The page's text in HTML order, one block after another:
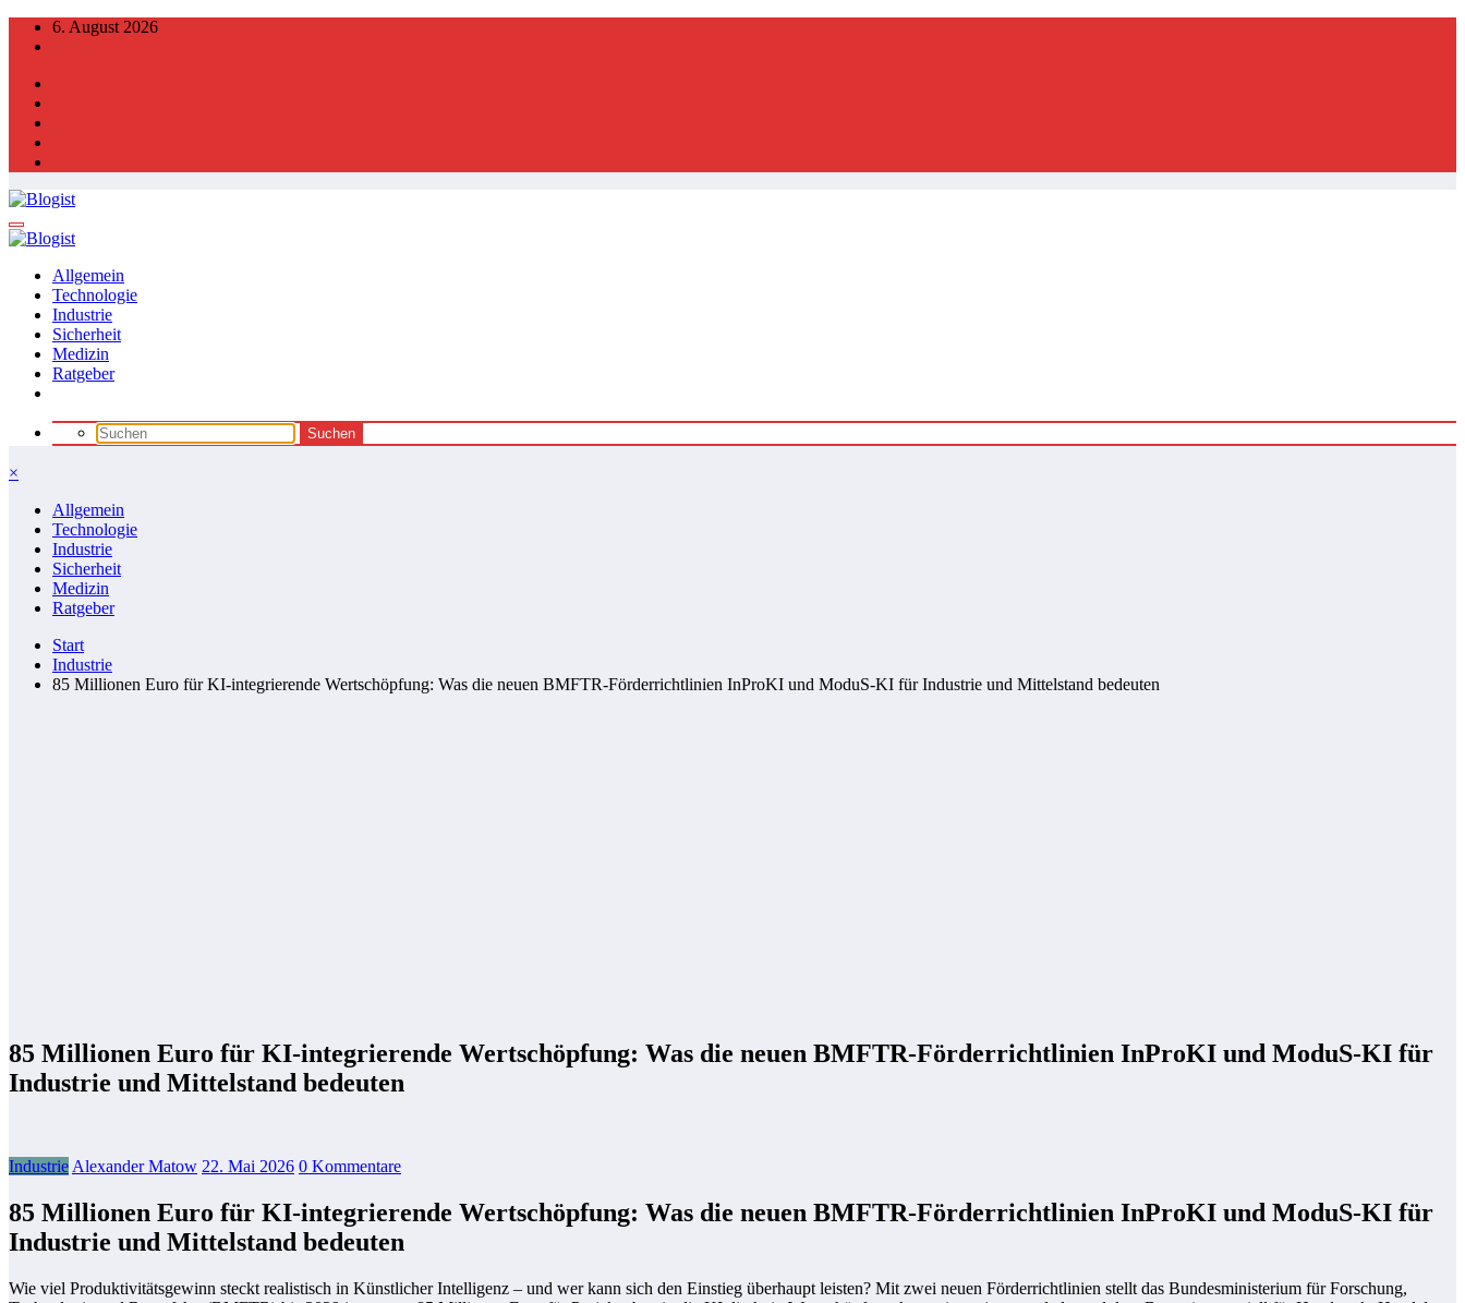
Zum
Inhalt
6. August 2026
Allgemein
Technologie
Industrie
Sicherheit
Medizin
Ratgeber
×
Allgemein
Technologie
Industrie
Sicherheit
Medizin
Ratgeber
Start
Industrie
85 Millionen Euro für KI-integrierende Wertschöpfung: Was die neuen BMFTR-Förderrichtlinien InProKI und ModuS‑KI für Industrie und Mittelstand bedeuten
85 Millionen Euro für KI-integrierende Wertschöpfung: Was die neuen BMFTR-Förderrichtlinien InProKI und ModuS‑KI für
Industrie und Mittelstand bedeuten
Industrie Alexander Matow 22. Mai 2026 0 Kommentare
85 Millionen Euro für KI-integrierende Wertschöpfung: Was die neuen BMFTR-Förderrichtlinien InProKI und ModuS‑KI für
Industrie und Mittelstand bedeuten
Wie viel Produktivitätsgewinn steckt realistisch in Künstlicher Intelligenz – und wer kann sich den Einstieg überhaupt leisten? Mit zwei neuen Förderrichtlinien stellt das Bundesministerium für Forschung,